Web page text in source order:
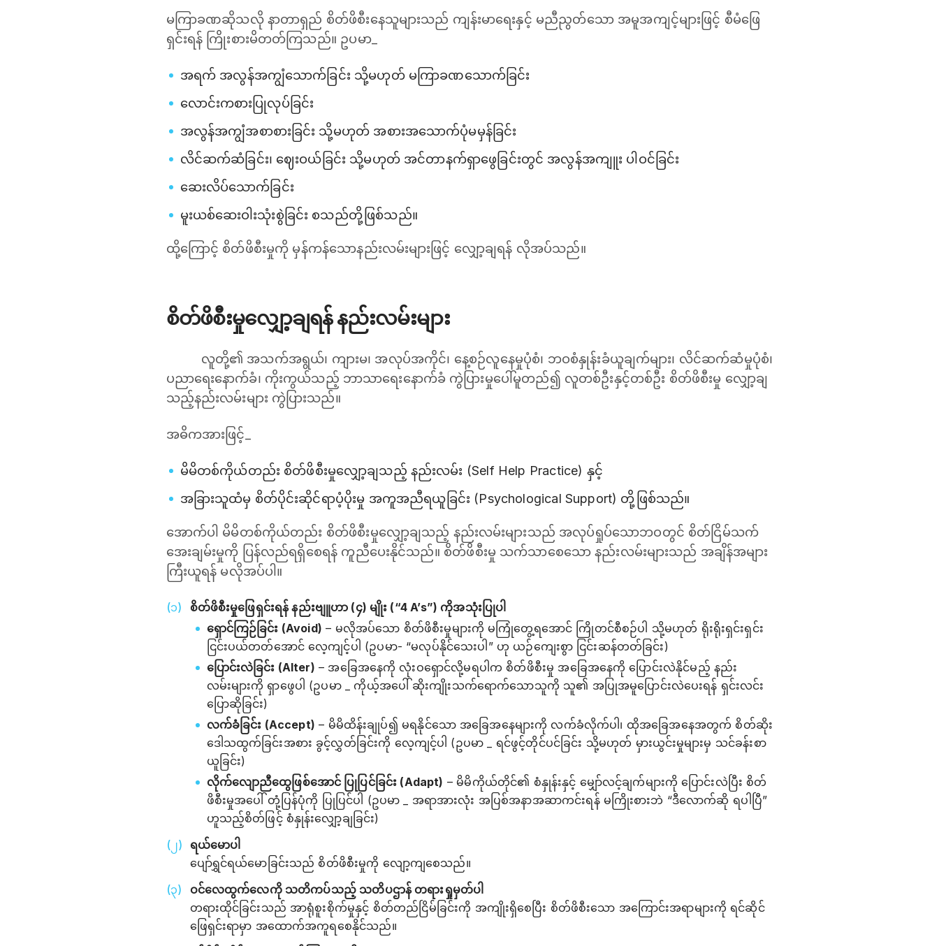
မကြာခဏဆိုသလို နာတာရှည် စိတ်ဖိစီးနေသူများသည် ကျန်းမာရေးနှင့် မညီညွတ်သော အမူအကျင့်များဖြင့် စီမံဖြေ
ရှင်းရန် ကြိုးစားမိတတ်ကြသည်။ ဥပမာ_
အရက် အလွန်အကျွံသောက်ခြင်း သို့မဟုတ် မကြာခဏသောက်ခြင်း
လောင်းကစားပြုလုပ်ခြင်း
အလွန်အကျွံအစာစားခြင်း သို့မဟုတ် အစားအသောက်ပုံမမှန်ခြင်း
လိင်ဆက်ဆံခြင်း၊ ဈေးဝယ်ခြင်း သို့မဟုတ် အင်တာနက်ရှာဖွေခြင်းတွင် အလွန်အကျူး ပါဝင်ခြင်း
ဆေးလိပ်သောက်ခြင်း
မူးယစ်ဆေးဝါးသုံးစွဲခြင်း စသည်တို့ဖြစ်သည်။
ထို့ကြောင့် စိတ်ဖိစီးမှုကို မှန်ကန်သောနည်းလမ်းများဖြင့် လျှော့ချရန် လိုအပ်သည်။
စိတ်ဖိစီးမှုလျှော့ချရန် နည်းလမ်းများ
လူတို့၏ အသက်အရွယ်၊ ကျားမ၊ အလုပ်အကိုင်၊ နေ့စဉ်လူနေမှုပုံစံ၊ ဘဝစံနှုန်းခံယူချက်များ၊ လိင်ဆက်ဆံမှုပုံစံ၊
ပညာရေးနောက်ခံ၊ ကိုးကွယ်သည့် ဘာသာရေးနောက်ခံ ကွဲပြားမှုပေါ်မူတည်၍ လူတစ်ဦးနှင့်တစ်ဦး စိတ်ဖိစီးမှု လျှော့ချ
သည့်နည်းလမ်းများ ကွဲပြားသည်။
အဓိကအားဖြင့်_
မိမိတစ်ကိုယ်တည်း စိတ်ဖိစီးမှုလျှော့ချသည့် နည်းလမ်း (Self Help Practice) နှင့်
အခြားသူထံမှ စိတ်ပိုင်းဆိုင်ရာပံ့ပိုးမှု အကူအညီရယူခြင်း (Psychological Support) တို့ဖြစ်သည်။
အောက်ပါ မိမိတစ်ကိုယ်တည်း စိတ်ဖိစီးမှုလျှော့ချသည့် နည်းလမ်းများသည် အလုပ်ရှုပ်သောဘဝတွင် စိတ်ငြိမ်သက်
အေးချမ်းမှုကို ပြန်လည်ရရှိစေရန် ကူညီပေးနိုင်သည်။ စိတ်ဖိစီးမှု သက်သာစေသော နည်းလမ်းများသည် အချိန်အများ
ကြီးယူရန် မလိုအပ်ပါ။
စိတ်ဖိစီးမှုဖြေရှင်းရန် နည်းဗျူဟာ (၄) မျိုး (“4 A’s”) ကိုအသုံးပြုပါ
ရှောင်ကြဉ်ခြင်း (Avoid) – မလိုအပ်သော စိတ်ဖိစီးမှုများကို မကြုံတွေ့ရအောင် ကြိုတင်စီစဉ်ပါ သို့မဟုတ် ရိုးရိုးရှင်းရှင်း
ငြင်းပယ်တတ်အောင် လေ့ကျင့်ပါ (ဥပမာ- “မလုပ်နိုင်သေးပါ” ဟု ယဉ်ကျေးစွာ ငြင်းဆန်တတ်ခြင်း)
ပြောင်းလဲခြင်း (Alter) – အခြေအနေကို လုံးဝရှောင်လို့မရပါက စိတ်ဖိစီးမှု အခြေအနေကို ပြောင်းလဲနိုင်မည့် နည်း
လမ်းများကို ရှာဖွေပါ (ဥပမာ _ ကိုယ့်အပေါ် ဆိုးကျိုးသက်ရောက်သောသူကို သူ၏ အပြုအမူပြောင်းလဲပေးရန် ရှင်းလင်း
ပြောဆိုခြင်း)
လက်ခံခြင်း (Accept) – မိမိထိန်းချုပ်၍ မရနိုင်သော အခြေအနေများကို လက်ခံလိုက်ပါ၊ ထိုအခြေအနေအတွက် စိတ်ဆိုး
ဒေါသထွက်ခြင်းအစား ခွင့်လွှတ်ခြင်းကို လေ့ကျင့်ပါ (ဥပမာ _ ရင်ဖွင့်တိုင်ပင်ခြင်း သို့မဟုတ် မှားယွင်းမှုများမှ သင်ခန်းစာ
ယူခြင်း)
လိုက်လျောညီထွေဖြစ်အောင် ပြုပြင်ခြင်း (Adapt) – မိမိကိုယ်တိုင်၏ စံနှုန်းနှင့် မျှော်လင့်ချက်များကို ပြောင်းလဲပြီး စိတ်
ဖိစီးမှုအပေါ် တုံ့ပြန်ပုံကို ပြုပြင်ပါ (ဥပမာ _ အရာအားလုံး အပြစ်အနာအဆာကင်းရန် မကြိုးစားဘဲ “ဒီလောက်ဆို ရပါပြီ”
ဟူသည့်စိတ်ဖြင့် စံနှုန်းလျှော့ချခြင်း)
ရယ်မောပါ
ပျော်ရွှင်ရယ်မောခြင်းသည် စိတ်ဖိစီးမှုကို လျော့ကျစေသည်။
ဝင်လေထွက်လေကို သတိကပ်သည့် သတိပဌာန် တရားရှုမှတ်ပါ
တရားထိုင်ခြင်းသည် အာရုံစူးစိုက်မှုနှင့် စိတ်တည်ငြိမ်ခြင်းကို အကျိုးရှိစေပြီး စိတ်ဖိစီးသော အကြောင်းအရာများကို ရင်ဆိုင်
ဖြေရှင်းရာမှာ အထောက်အကူရစေနိုင်သည်။